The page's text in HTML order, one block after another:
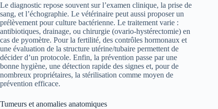
Le diagnostic repose souvent sur l’examen clinique, la prise de
sang, et l’échographie. Le vétérinaire peut aussi proposer un
prélèvement pour culture bactérienne. Le traitement varie :
antibiotiques, drainage, ou chirurgie (ovario-hystérectomie) en
cas de pyomètre. Pour la fertilité, des contrôles hormonaux et
une évaluation de la structure utérine/tubaire permettent de
décider d’un protocole. Enfin, la prévention passe par une
bonne hygiène, une détection rapide des signes et, pour de
nombreux propriétaires, la stérilisation comme moyen de
prévention efficace.
Tumeurs et anomalies anatomiques